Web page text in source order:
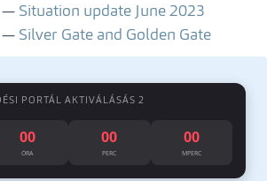
Situation update June 2023
Silver Gate and Golden Gate
PORTÁL AKTIVÁLÁSÁS 2
00
ÓRA
00
PERC
00
MPERC